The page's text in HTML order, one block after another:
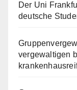
Der Uni
deutsche
vergewaltigen